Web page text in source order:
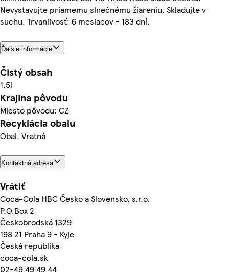
Nevystavujte priamemu slnečnému žiareniu. Skladujte v
suchu. Trvanlivosť: 6 mesiacov - 183 dní.
Ďalšie informácie
Čistý obsah
1.5l
Krajina pôvodu
Miesto pôvodu: CZ
Recyklácia obalu
Obal. Vratná
Kontaktná adresa
Vrátiť
Coca-Cola HBC Česko a Slovensko, s.r.o.
P.O.Box 2
Českobrodská 1329
198 21 Praha 9 - Kyje
Česká republika
coca-cola.sk
02-49 49 49 44